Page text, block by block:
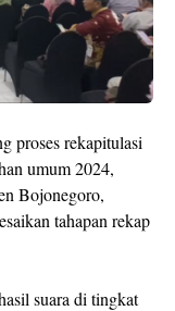
proses rekapitulasi
umum 2024,
Bojonegoro,
tahapan rekap
suara di tingkat